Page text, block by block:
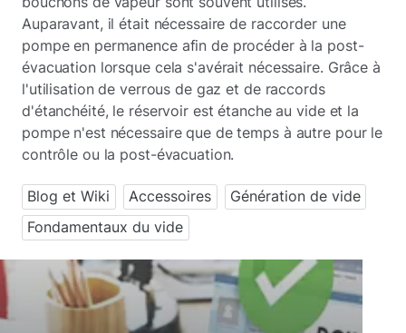
Auparavant, il était nécessaire de raccorder une
pompe en permanence afin de procéder à la post-
évacuation lorsque cela s'avérait nécessaire. Grâce à
l'utilisation de verrous de gaz et de raccords
d'étanchéité, le réservoir est étanche au vide et la
pompe n'est nécessaire que de temps à autre pour le
contrôle ou la post-évacuation.
Blog et Wiki Accessoires
Génération de vide
Fondamentaux du vide